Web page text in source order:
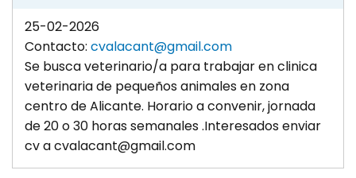
25-02-2026
Contacto: cvalacant@gmail.com
Se busca veterinario/a para trabajar en clinica
veterinaria de pequeños animales en zona
centro de Alicante. Horario a convenir, jornada
de 20 o 30 horas semanales .Interesados enviar
cv a cvalacant@gmail.com